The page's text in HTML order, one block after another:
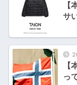
【
サ
【
っ